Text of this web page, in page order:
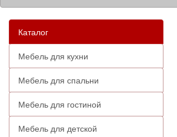
Каталог
Мебель для кухни
Мебель для спальни
Мебель для гостиной
Мебель для детской